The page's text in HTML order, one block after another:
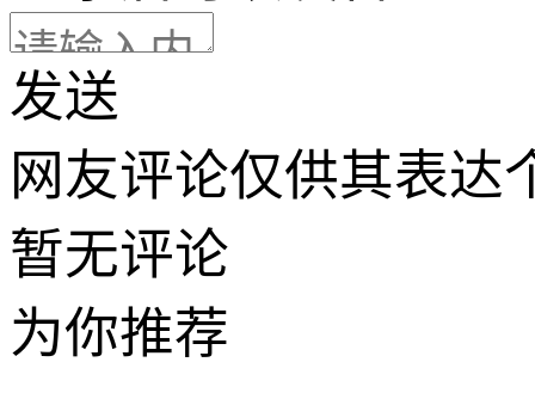
发送
网友评论仅供其表达
暂无评论
为你推荐